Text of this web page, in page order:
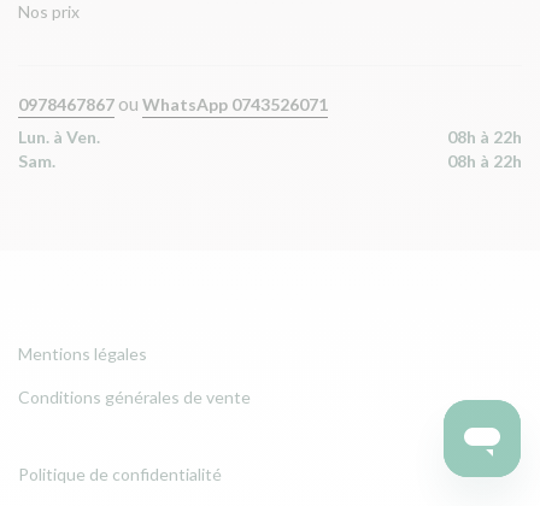
Nos prix
0978467867 ou WhatsApp 0743526071
Lun. à Ven.
08h à 22h
Sam.
08h à 22h
Mentions légales
Conditions générales de vente
Politique de confidentialité